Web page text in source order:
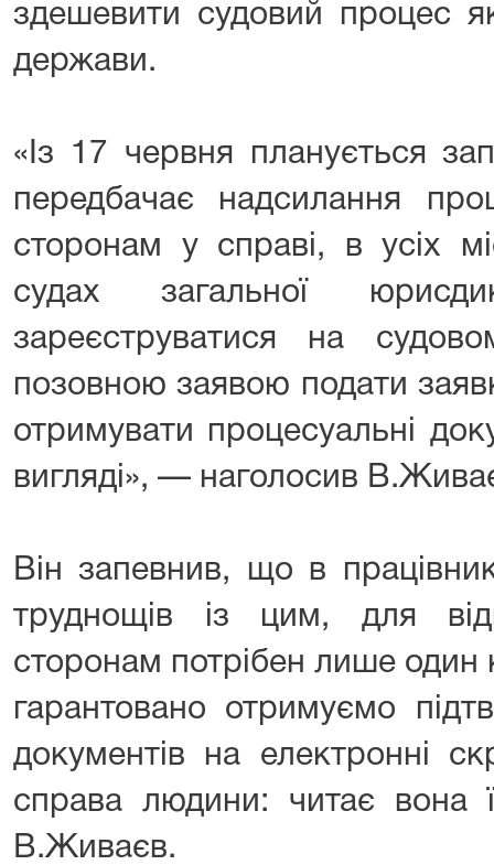
здешевити судовий процес
держави.
«Із 17 червня планується
передбачає надсилання
сторонам у справі, в усіх
судах загальної
зареєструватися на
позовною заявою подати
отримувати процесуальні
вигляді», — наголосив
Він запевнив, що в
труднощів із цим, для
сторонам потрібен лише
гарантовано отримуємо
документів на електронні
справа людини: читає вона
В.Живаєв.